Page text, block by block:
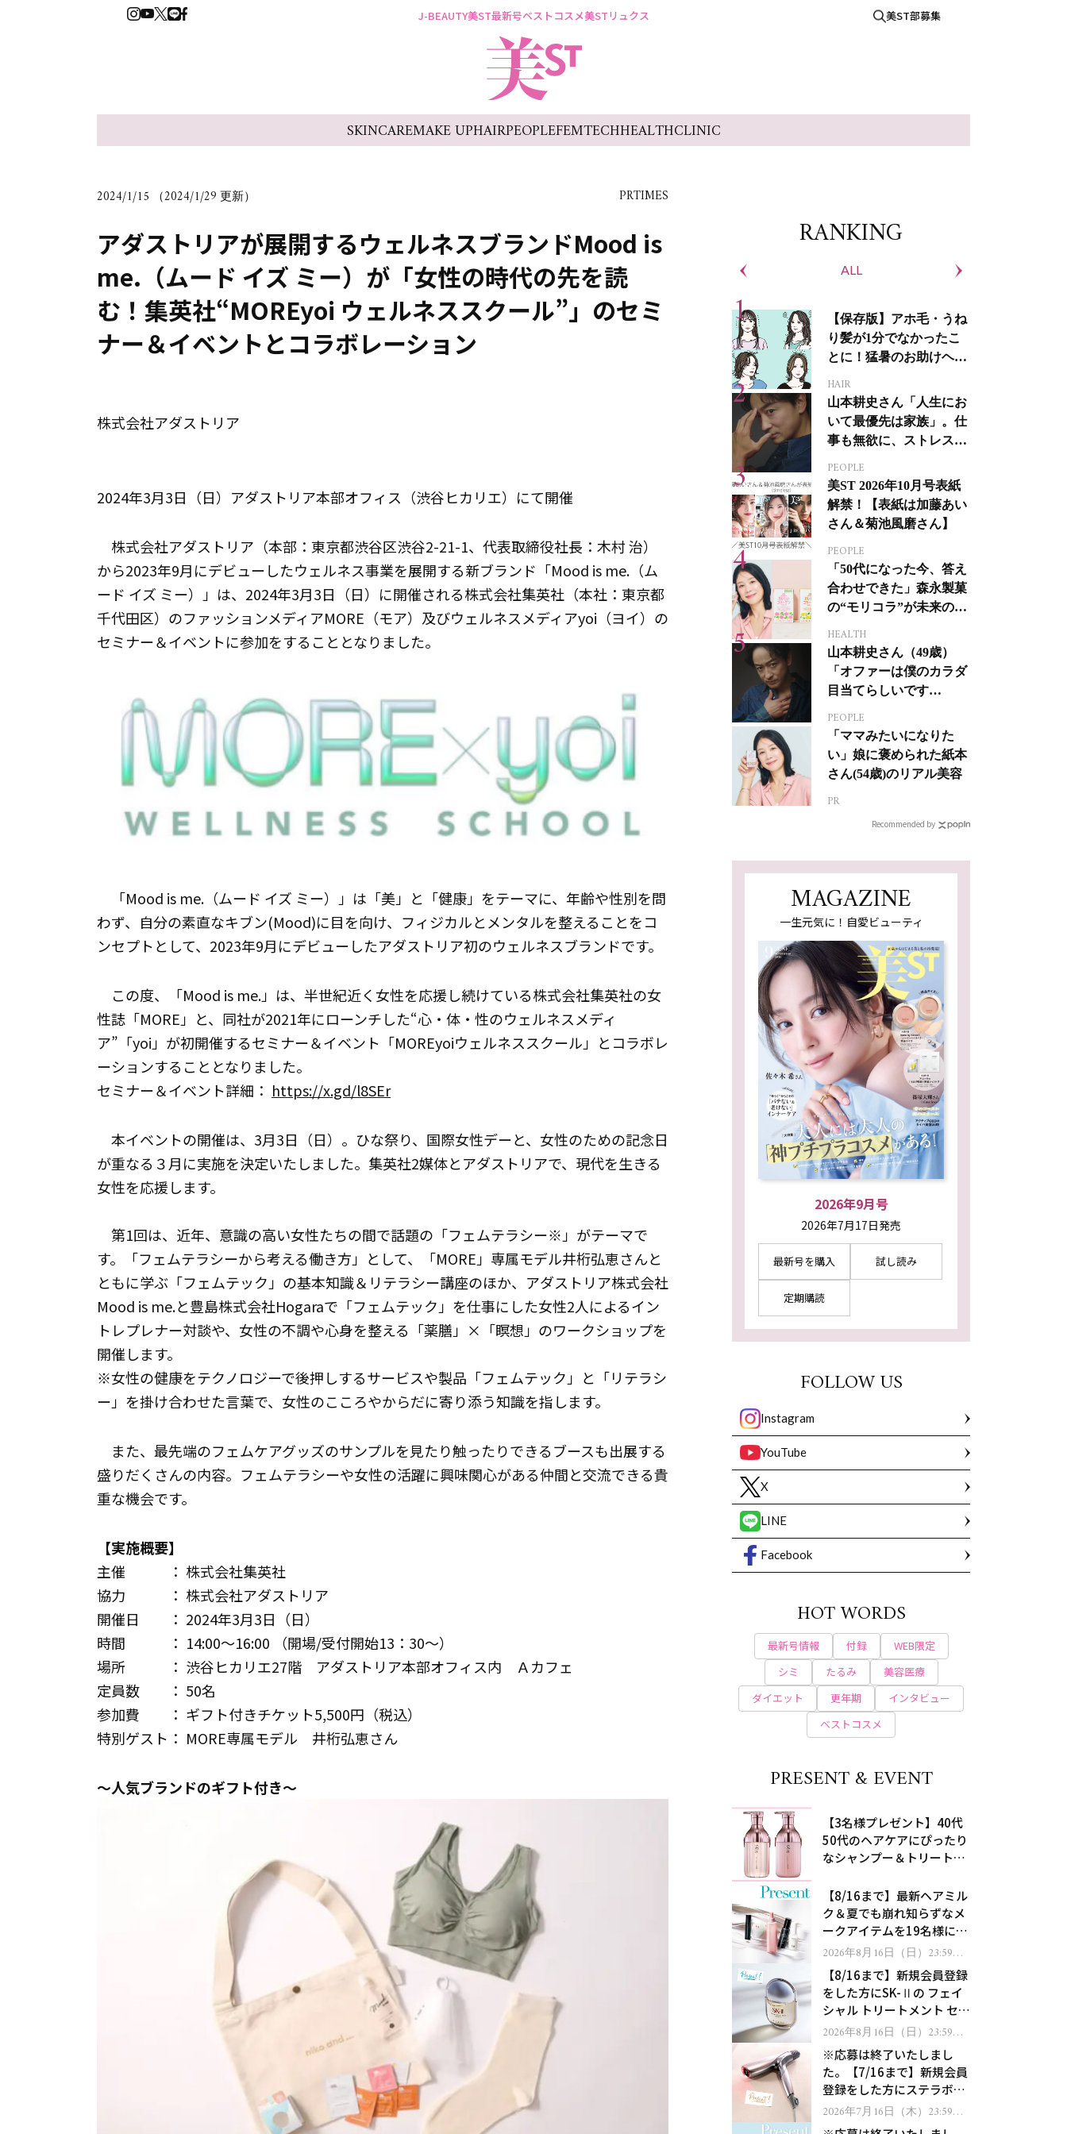
J-BEAUTY美ST最新号ベストコスメ美STリュクス 美ST部募集
SKINCAREMAKE UPHAIRPEOPLEFEMTECHHEALTHCLINIC
2024/1/15 （2024/1/29 更新） PRTIMES
アダストリアが展開するウェルネスブランドMood is
me.（ムード イズ ミー）が「女性の時代の先を読
む！集英社“MOREyoi ウェルネススクール”」のセミ
ナー＆イベントとコラボレーション
株式会社アダストリア
2024年3月3日（日）アダストリア本部オフィス（渋谷ヒカリエ）にて開催
株式会社アダストリア（本部：東京都渋谷区渋谷2-21-1、代表取締役社長：木村 治）
から2023年9月にデビューしたウェルネス事業を展開する新ブランド「Mood is me.（ム
ード イズ ミー）」は、2024年3月3日（日）に開催される株式会社集英社（本社：東京都
千代田区）のファッションメディアMORE（モア）及びウェルネスメディアyoi（ヨイ）の
セミナー＆イベントに参加をすることとなりました。
「Mood is me.（ムード イズ ミー）」は「美」と「健康」をテーマに、年齢や性別を問
わず、自分の素直なキブン(Mood)に目を向け、フィジカルとメンタルを整えることをコ
ンセプトとして、2023年9月にデビューしたアダストリア初のウェルネスブランドです。
この度、「Mood is me.」は、半世紀近く女性を応援し続けている株式会社集英社の女
性誌「MORE」と、同社が2021年にローンチした“心・体・性のウェルネスメディ
ア”「yoi」が初開催するセミナー＆イベント「MOREyoiウェルネススクール」とコラボレ
ーションすることとなりました。
セミナー＆イベント詳細： https://x.gd/l8SEr
本イベントの開催は、3月3日（日）。ひな祭り、国際女性デーと、女性のための記念日
が重なる３月に実施を決定いたしました。集英社2媒体とアダストリアで、現代を生きる
女性を応援します。
第1回は、近年、意識の高い女性たちの間で話題の「フェムテラシー※」がテーマで
す。「フェムテラシーから考える働き方」として、「MORE」専属モデル井桁弘恵さんと
ともに学ぶ「フェムテック」の基本知識＆リテラシー講座のほか、アダストリア株式会社
Mood is me.と豊島株式会社Hogaraで「フェムテック」を仕事にした女性2人によるイン
トレプレナー対談や、女性の不調や心身を整える「薬膳」×「瞑想」のワークショップを
開催します。
※女性の健康をテクノロジーで後押しするサービスや製品「フェムテック」と「リテラシ
ー」を掛け合わせた言葉で、女性のこころやからだに寄り添う知識を指します。
また、最先端のフェムケアグッズのサンプルを見たり触ったりできるブースも出展する
盛りだくさんの内容。フェムテラシーや女性の活躍に興味関心がある仲間と交流できる貴
重な機会です。
【実施概要】
主催 ： 株式会社集英社
協力 ： 株式会社アダストリア
開催日 ： 2024年3月3日（日）
時間 ： 14:00～16:00 （開場/受付開始13：30～）
場所 ： 渋谷ヒカリエ27階 アダストリア本部オフィス内 Ａカフェ
定員数 ： 50名
参加費 ： ギフト付きチケット5,500円（税込）
特別ゲスト： MORE専属モデル 井桁弘恵さん
～人気ブランドのギフト付き～
RANKING
ALL
【保存版】アホ毛・うね
り髪が1分でなかったこ
とに！猛暑のお助けヘア
HAIR
山本耕史さん「人生にお
いて最優先は家族」。仕
事も無欲に、ストレスを
PEOPLE
美ST 2026年10月号表紙
解禁！【表紙は加藤あい
さん＆菊池風磨さん】
PEOPLE
「50代になった今、答え
合わせできた」森永製菓
の“モリコラ”が未来のキ
HEALTH
山本耕史さん（49歳）
「オファーは僕のカラダ
目当てらしいです
ジカルへの挑戦
PEOPLE
「ママみたいになりた
い」娘に褒められた紙本
さん(54歳)のリアル美容
PR
Recommended by
MAGAZINE
一生元気に！自愛ビューティ
2026年9月号
2026年7月17日発売
最新号を購入 試し読み
定期購読
FOLLOW US
Instagram
YouTube
X
LINE
Facebook
HOT WORDS
最新号情報 付録
WEB限定
シミ
たるみ
美容医療
ダイエット
更年期
インタビュー
ベストコスメ
PRESENT & EVENT
【3名様プレゼント】40代
50代のヘアケアにぴったり
なシャンプー＆トリートメ
処！
【8/16まで】最新ヘアミル
ク＆夏でも崩れ知らずなメ
ークアイテムを19名様にプ
レゼント！
2026年8月16日（日）23:59ま
で【8/16まで】新規会員登録
をした方にSK-Ⅱの フェイ
シャル トリートメント セラ
ムをプレゼント！
2026年8月16日（日）23:59ま
※応募は終了いたしまし
た。【7/16まで】新規会員
登録をした方にステラボー
テのシャインリバース ヘア
2026年7月16日（木）23:59ま